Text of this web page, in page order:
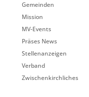
Gemeinden
Mission
MV-Events
Präses News
Stellenanzeigen
Verband
Zwischenkirchliches